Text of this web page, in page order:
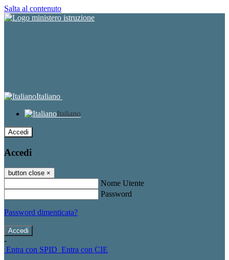
Salta al contenuto
Italiano
Italiano
Accedi
Accedi
button close ×
Nome Utente
Password
Password dimenticata?
-
Entra con SPID Entra con CIE